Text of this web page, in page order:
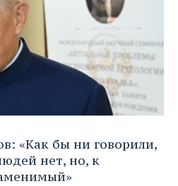
«Как бы ни говорили,
нет, но, к